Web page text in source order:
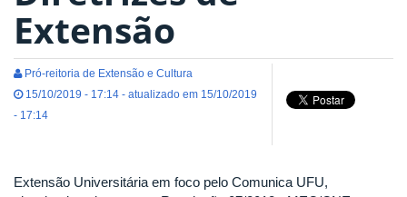
Extensão
Pró-reitoria de Extensão e Cultura
15/10/2019 - 17:14 - atualizado em 15/10/2019
- 17:14
Extensão Universitária em foco pelo Comunica UFU,